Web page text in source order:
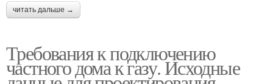
читать дальше →
Требования к подключению
частного дома к газу. Исходные